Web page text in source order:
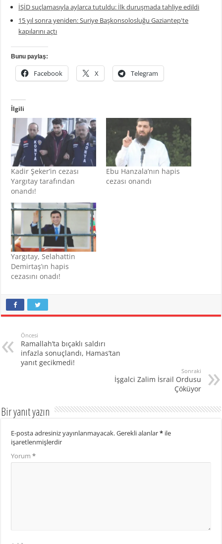
İŞİD suçlamasıyla aylarca tutuldu: İlk duruşmada tahliye edildi
15 yıl sonra yeniden: Suriye Başkonsolosluğu Gaziantep'te
kapılarını açtı
Bunu paylaş:
Facebook X Telegram
İlgili
Kadir Şeker’in cezası
Yargıtay tarafından
onandı!
Ebu Hanzala’nın hapis
cezası onandı
Yargıtay, Selahattin
Demirtaş’ın hapis
cezasını onadı!
Öncesi
Ramallah’ta bıçaklı saldırı
infazla sonuçlandı, Hamas’tan
yanıt gecikmedi!
Sonraki
İşgalci Zalim İsrail Ordusu
Çöküyor
Bir yanıt yazın
E-posta adresiniz yayınlanmayacak.Gerekli alanlar* ile
işaretlenmişlerdir
Yorum*